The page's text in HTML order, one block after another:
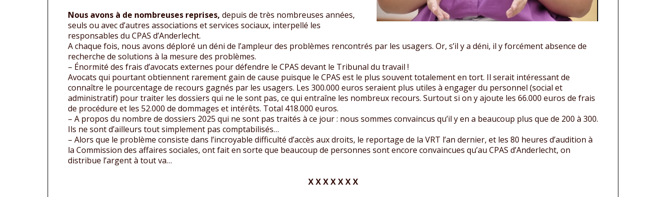
Nous avons à de nombreuses reprises, depuis de très nombreuses années,
seuls ou avec d’autres associations et services sociaux, interpellé les
responsables du CPAS d’Anderlecht.
A chaque fois, nous avons déploré un déni de l’ampleur des problèmes rencontrés par les usagers. Or, s’il y a déni, il y forcément absence de
recherche de solutions à la mesure des problèmes.
– Énormité des frais d’avocats externes pour défendre le CPAS devant le Tribunal du travail !
Avocats qui pourtant obtiennent rarement gain de cause puisque le CPAS est le plus souvent totalement en tort. Il serait intéressant de
connaître le pourcentage de recours gagnés par les usagers. Les 300.000 euros seraient plus utiles à engager du personnel (social et
administratif) pour traiter les dossiers qui ne le sont pas, ce qui entraîne les nombreux recours. Surtout si on y ajoute les 66.000 euros de frais
de procédure et les 52.000 de dommages et intérêts. Total 418.000 euros.
– A propos du nombre de dossiers 2025 qui ne sont pas traités à ce jour : nous sommes convaincus qu’il y en a beaucoup plus que de 200 à 300.
Ils ne sont d’ailleurs tout simplement pas comptabilisés…
– Alors que le problème consiste dans l’incroyable difficulté d’accès aux droits, le reportage de la VRT l’an dernier, et les 80 heures d’audition à
la Commission des affaires sociales, ont fait en sorte que beaucoup de personnes sont encore convaincues qu’au CPAS d’Anderlecht, on
distribue l’argent à tout va…
X X X X X X X